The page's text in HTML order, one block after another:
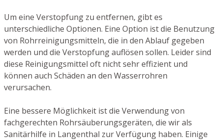
Um eine Verstopfung zu entfernen, gibt es
unterschiedliche Optionen. Eine Option ist die Benutzung
von Rohrreinigungsmitteln, die in den Ablauf gegeben
werden und die Verstopfung auflösen sollen. Leider sind
diese Reinigungsmittel oft nicht sehr effizient und
können auch Schäden an den Wasserrohren
verursachen.
Eine bessere Möglichkeit ist die Verwendung von
fachgerechten Rohrsäuberungsgeräten, die wir als
Sanitärhilfe in Langenthal zur Verfügung haben. Einige